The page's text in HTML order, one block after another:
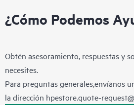
¿Cómo Podemos
Obtén asesoramiento, respuestas y
necesites.
Para preguntas generales,envíanos
la dirección hpestore.quote-